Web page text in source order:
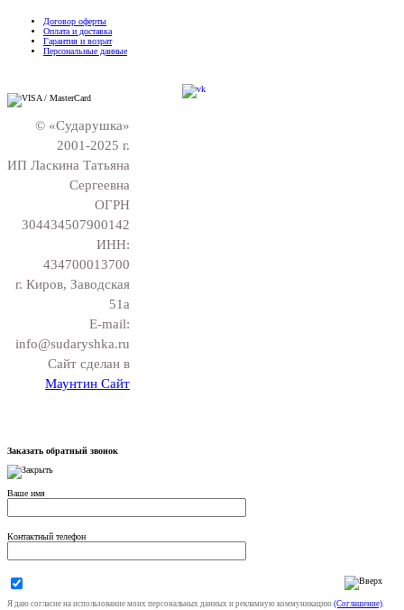
Договор оферты
Оплата и доставка
Гарантия и возрат
Персональные данные
© «Сударушка»
2001-2025 г.
ИП Ласкина Татьяна
Сергеевна
ОГРН
304434507900142
ИНН:
434700013700
г. Киров, Заводская
51а
E-mail:
info@sudaryshka.ru
Сайт сделан в
Маунтин Сайт
Заказать обратный звонок
Ваше имя
Контактный телефон
Я даю согласие на использование моих персональных данных и рекламную коммуникацию (Соглашение).